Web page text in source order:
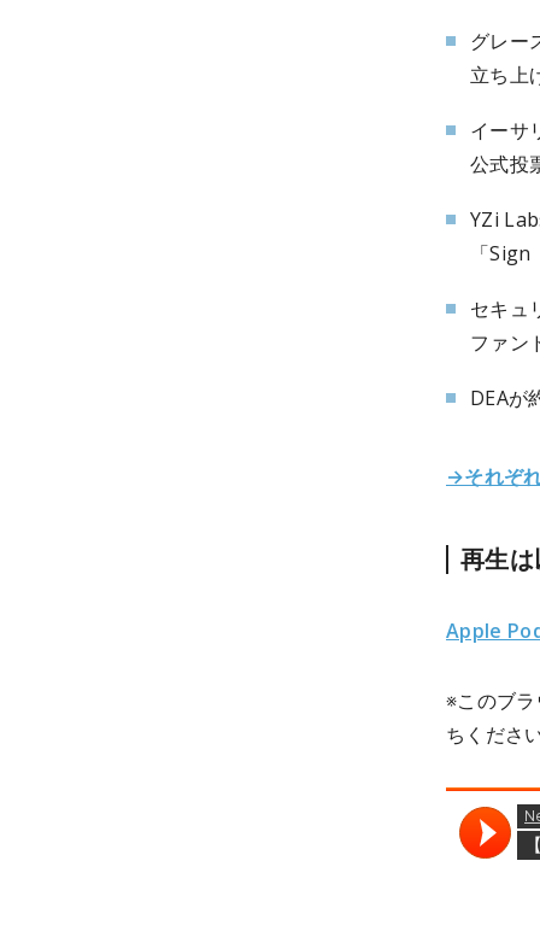
グレー
立ち上
イーサ
公式投
YZi
「
セキュ
ファン
DEAが
→それぞ
再生
Apple
※このブ
ちくださ